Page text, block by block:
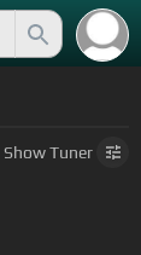
ShowTuner